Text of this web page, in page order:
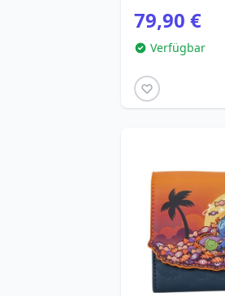
Disney
79,90 €
Verfügbar